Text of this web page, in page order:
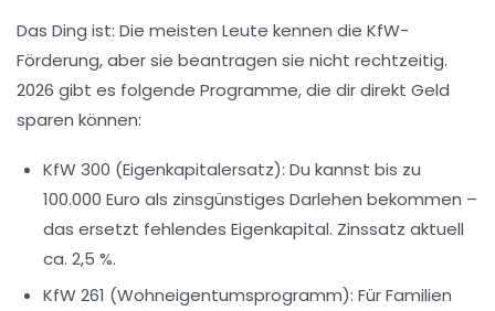
Das Ding ist: Die meisten Leute kennen die KfW-
Förderung, aber sie beantragen sie nicht rechtzeitig.
2026 gibt es folgende Programme, die dir direkt Geld
sparen können:
KfW 300 (Eigenkapitalersatz): Du kannst bis zu
100.000 Euro als zinsgünstiges Darlehen bekommen –
das ersetzt fehlendes Eigenkapital. Zinssatz aktuell
ca. 2,5 %.
KfW 261 (Wohneigentumsprogramm): Für Familien